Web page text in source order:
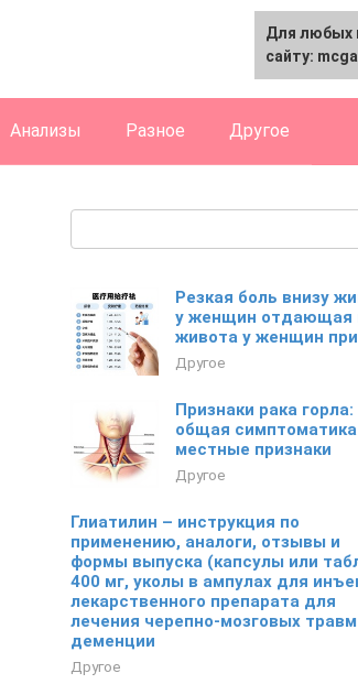
Анализы Разное Другое
Резкая боль внизу
у женщин отдающая
живота у женщин
Другое
Признаки рака горла:
общая
местные признаки
Другое
Глиатилин – инструкция по
применению, аналоги, отзывы и
формы выпуска (капсулы или
400 мг, уколы в ампулах для
лекарственного препарата для
лечения черепно-мозговых
деменции
Другое
Для любых
сайту: